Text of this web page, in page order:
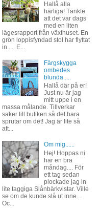
Hallå alla
härliga! Tänkte
att det var dags
med en liten
lägesrapport från växthuset. En
grön loppisfyndad stol har flyttat
in..... E...
Färgskygga
ombedes
blunda.....
Hallå där på er!
Just nu är jag
mitt uppe i en
massa målande. Tillverkar
saker till butiken så det bara
sprutar om det! Jag är lite så
att...
Om mig......
Hej! Hoppas ni
har en bra
måndag.... För
ett tag sedan
plockade jag in
lite taggiga Slånbärkvistar. Ville
se om de kunde slå ut inne...
Oc...